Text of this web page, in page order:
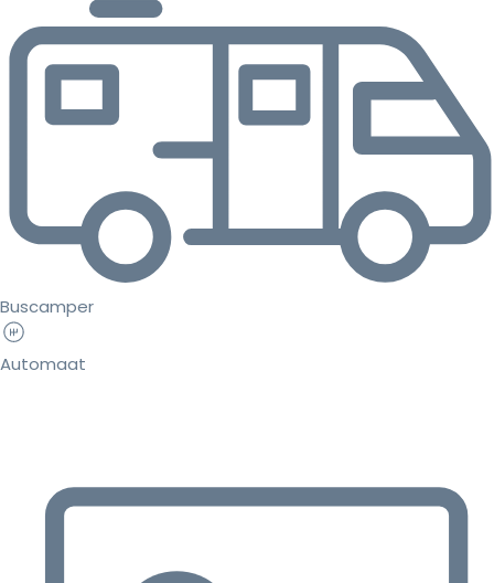
Buscamper
Automaat